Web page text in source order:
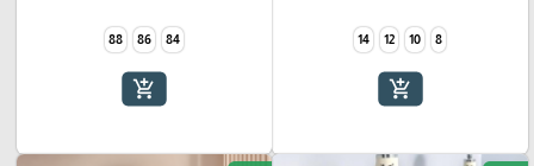
8
10
12
14
add_shopping_cart
84
86
88
add_shopping_cart